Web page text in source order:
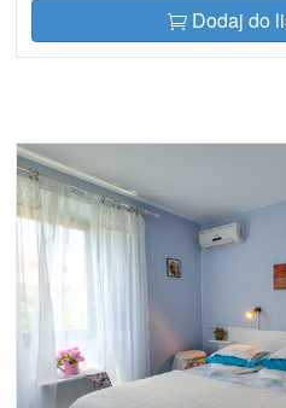
Dodaj do